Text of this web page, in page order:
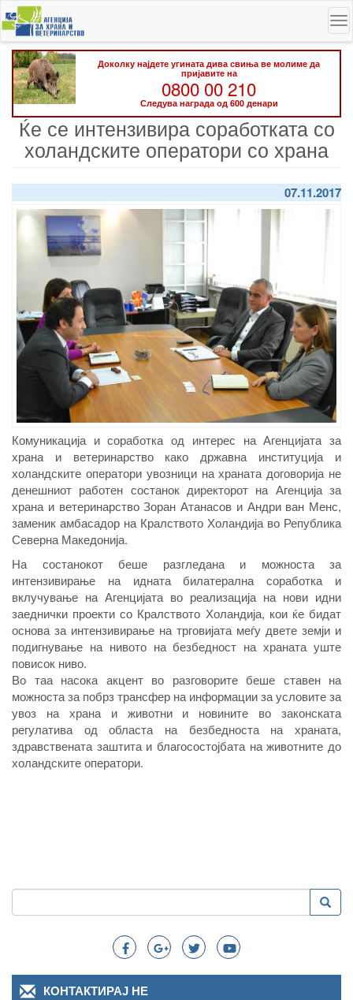
Skip
to
main
content
Доколку најдете угината дива свиња ве молиме да
пријавите на
0800 00 210
Следува награда од 600 денари
Ќе се интензивира соработката со
холандските оператори со храна
07.11.2017
Комуникација и соработка од интерес на Агенцијата за
храна и ветеринарство како државна институција и
холандските оператори увозници на храната договорија не
денешниот работен состанок директорот на Агенција за
храна и ветеринарство Зоран Атанасов и Андри ван Менс,
заменик амбасадор на Кралството Холандија во Република
Северна Македонија.
На состанокот беше разгледана и можноста за
интензивирање на идната билатерална соработка и
вклучување на Агенцијата во реализација на нови идни
заеднички проекти со Кралството Холандија, кои ќе бидат
основа за интензивирање на трговијата меѓу двете земји и
подигнување на нивото на безбедност на храната уште
повисок ниво.
Во таа насока акцент во разговорите беше ставен на
можноста за побрз трансфер на информации за условите за
увоз на храна и животни и новините во законската
регулатива од областа на безбедноста на храната,
здравствената заштита и благосостојбата на животните до
холандските оператори.
Search
Пребарување
КОНТАКТИРАЈ НЕ